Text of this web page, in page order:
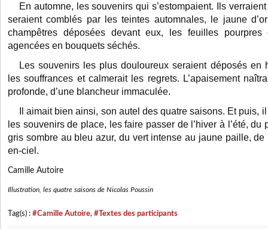
En automne, les souvenirs qui s’estompaient. Ils
seraient comblés par les teintes automnales, le jaune
champêtres déposées devant eux, les feuilles pourpres
agencées en bouquets séchés.
Les souvenirs les plus douloureux seraient déposés en
les souffrances et calmerait les regrets. L’apaisement
profonde, d’une blancheur immaculée.
Il aimait bien ainsi, son autel des quatre saisons. Et puis,
les souvenirs de place, les faire passer de l’hiver à l’été, du
gris sombre au bleu azur, du vert intense au jaune paille, de
en-ciel.
Camille Autoire
Illustration, les quatre saisons de Nicolas Poussin
Tag(s) : #Camille Autoire, #Textes des participants